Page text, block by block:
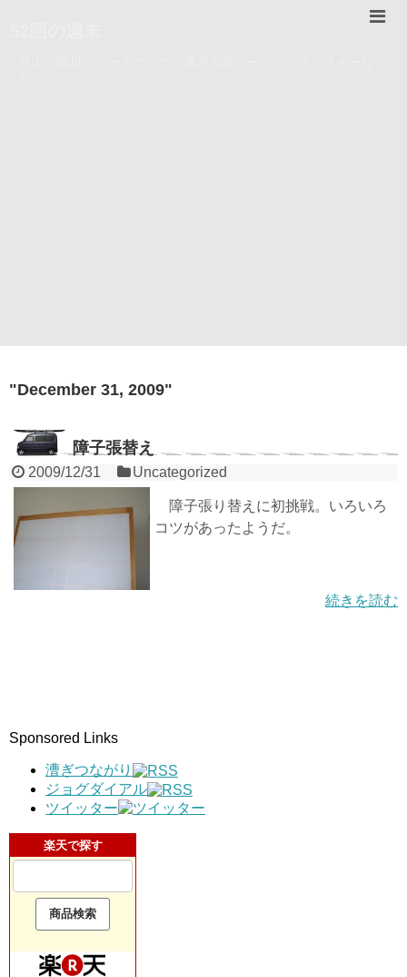
"December 31, 2009"
障子張替え
2009/12/31 Uncategorized
障子張り替えに初挑戦。いろいろ
コツがあったようだ。
続きを読む
Sponsored Links
漕ぎつながり
ジョグダイアル
ツイッター
楽天で探す